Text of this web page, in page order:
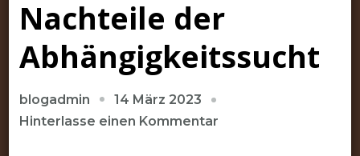
Nachteile der
Abhängigkeitssucht
blogadmin
14 März 2023
Hinterlasse einen Kommentarzu